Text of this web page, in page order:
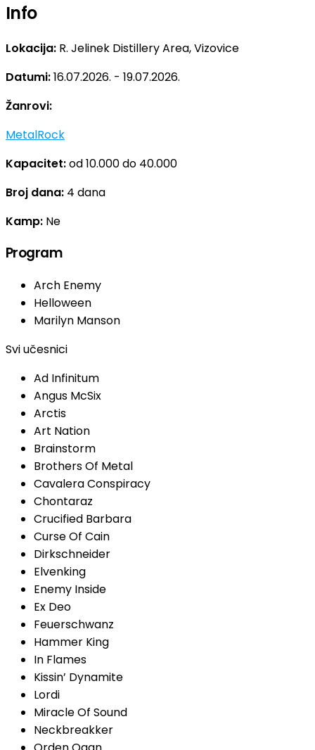
Info
Lokacija: R. Jelinek Distillery Area, Vizovice
Datumi:16.07.2026. - 19.07.2026.
Žanrovi:
MetalRock
Kapacitet:od 10.000 do 40.000
Broj dana: 4 dana
Kamp: Ne
Program
Arch Enemy
Helloween
Marilyn Manson
Svi učesnici
Ad Infinitum
Angus McSix
Arctis
Art Nation
Brainstorm
Brothers Of Metal
Cavalera Conspiracy
Chontaraz
Crucified Barbara
Curse Of Cain
Dirkschneider
Elvenking
Enemy Inside
Ex Deo
Feuerschwanz
Hammer King
In Flames
Kissin’ Dynamite
Lordi
Miracle Of Sound
Neckbreakker